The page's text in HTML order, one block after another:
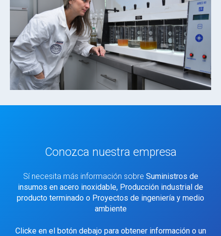
Conozca nuestra empresa
Sí necesita más información sobre Suministros de
insumos en acero inoxidable, Producción industrial de
producto terminado o Proyectos de ingeniería y medio
ambiente
Clicke en el botón debajo para obtener información o un